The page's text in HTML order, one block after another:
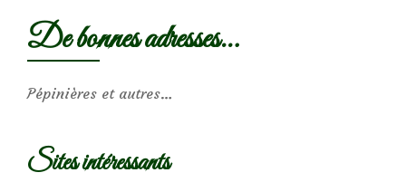
De bonnes adresses…
Pépinières et autres…
Sites intéressants